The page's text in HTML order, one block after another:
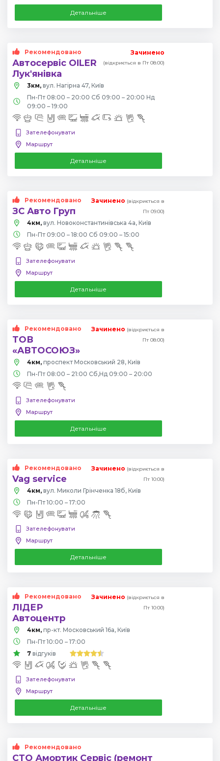
Детальніше
Рекомендовано
Автосервіс OILER
Лук'янівка
Зачинено
(відкриється в Пт 08:00)
3км, вул. Нагірна 47, Київ
Пн-Пт 08:00 – 20:00 Сб 09:00 – 20:00 Нд
09:00 – 19:00
Зателефонувати
Маршрут
Детальніше
Рекомендовано
ЗС Авто Груп
Зачинено (відкриється в
Пт 09:00)
4км, вул. Новоконстантинівська 4а, Київ
Пн-Пт 09:00 – 18:00 Сб 09:00 – 15:00
Зателефонувати
Маршрут
Детальніше
Рекомендовано
ТОВ
«АВТОСОЮЗ»
Зачинено (відкриється в
Пт 08:00)
4км, проспект Московський 28, Київ
Пн-Пт 08:00 – 21:00 Сб,Нд 09:00 – 20:00
Зателефонувати
Маршрут
Детальніше
Рекомендовано
Vag service
Зачинено (відкриється в
Пт 10:00)
4км, вул. Миколи Грінченка 18б, Київ
Пн-Пт 10:00 – 17:00
Зателефонувати
Маршрут
Детальніше
Рекомендовано
ЛІДЕР
Автоцентр
Зачинено (відкриється в
Пт 10:00)
4км, пр-кт. Московський 16а, Київ
Пн-Пт 10:00 – 17:00
7 відгуків
Зателефонувати
Маршрут
Детальніше
Рекомендовано
СТО Амортик Сервіс (ремонт